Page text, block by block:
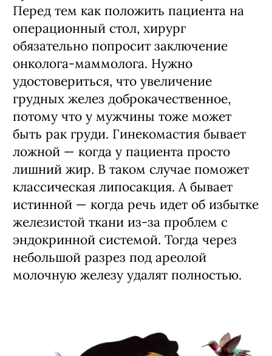
Перед тем как положить пациента на
операционный стол, хирург
обязательно попросит заключение
онколога-маммолога. Нужно
удостовериться, что увеличение
грудных желез доброкачественное,
потому что у мужчины тоже может
быть рак груди. Гинекомастия бывает
ложной — когда у пациента просто
лишний жир. В таком случае поможет
классическая липосакция. А бывает
истинной — когда речь идет об избытке
железистой ткани из-за проблем с
эндокринной системой. Тогда через
небольшой разрез под ареолой
молочную железу удалят полностью.